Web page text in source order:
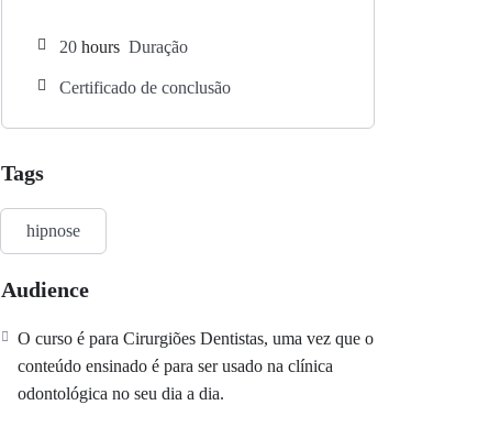
20 hours Duração
Certificado de conclusão
Tags
hipnose
Audience
O curso é para Cirurgiões Dentistas, uma vez que o
conteúdo ensinado é para ser usado na clínica
odontológica no seu dia a dia.